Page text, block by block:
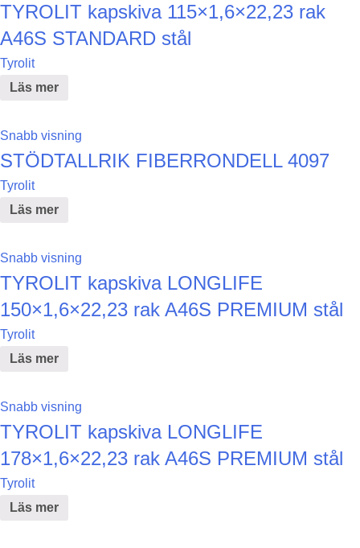
TYROLIT kapskiva 115×1,6×22,23 rak
A46S STANDARD stål
Tyrolit
Läs mer
Snabb visning
STÖDTALLRIK FIBERRONDELL 4097
Tyrolit
Läs mer
Snabb visning
TYROLIT kapskiva LONGLIFE
150×1,6×22,23 rak A46S PREMIUM stål
Tyrolit
Läs mer
Snabb visning
TYROLIT kapskiva LONGLIFE
178×1,6×22,23 rak A46S PREMIUM stål
Tyrolit
Läs mer